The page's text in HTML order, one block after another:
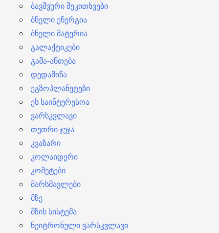
ბავშვური შეკითხვები
ბნელი ენერგია
ბნელი მატერია
გალაქტიკები
გამა-ანთება
დედამიწა
ეგზოპლანეტები
ეს საინტერესოა
ვარსკვლავი
თეთრი ჯუჯა
კვაზარი
კოლაიდერი
კომეტები
მარსმავლები
მზე
მზის სისტემა
ნეიტრონული ვარსკვლავი